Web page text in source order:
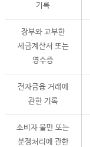
기록
장부와 교부한
세금계산서 또는
영수증
전자금융 거래에
관한 기록
소비자 불만 또는
분쟁처리에 관한